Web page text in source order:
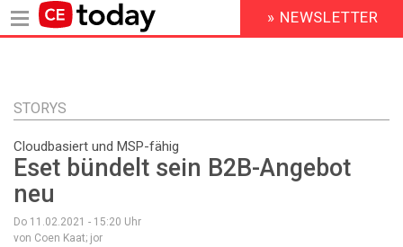
Inhalt
HEADER
MENU
» NEWSLETTER
STORYS
Cloudbasiert und MSP-fähig
Eset bündelt sein B2B-Angebot
neu
Do 11.02.2021 - 15:20 Uhr
von Coen Kaat; jor